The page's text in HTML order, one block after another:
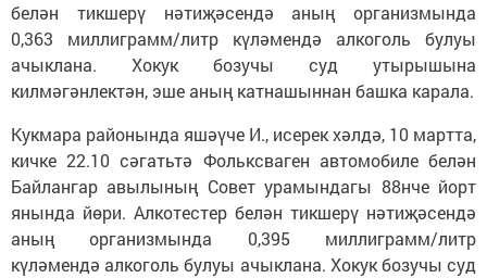
белән тикшерү нәтиҗәсендә аның организмында
0,363 миллиграмм/литр күләмендә алкоголь булуы
ачыклана. Хокук бозучы суд утырышына
килмәгәнлектән, эше аның катнашыннан башка карала.
Кукмара районында яшәүче И., исерек хәлдә, 10 мартта,
кичке 22.10 сәгатьтә Фольксваген автомобиле белән
Байлангар авылының Совет урамындагы 88нче йорт
янында йөри. Алкотестер белән тикшерү нәтиҗәсендә
аның организмында 0,395 миллиграмм/литр
күләмендә алкоголь булуы ачыклана. Хокук бозучы суд